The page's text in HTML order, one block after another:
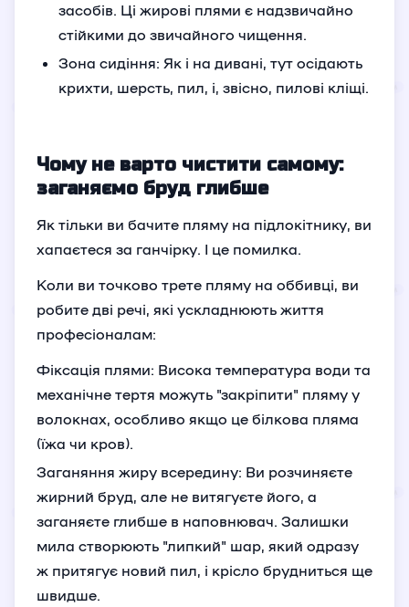
засобів. Ці жирові плями є надзвичайно
стійкими до звичайного чищення.
Зона сидіння: Як і на дивані, тут осідають
крихти, шерсть, пил, і, звісно, пилові кліщі.
Чому не варто чистити самому:
заганяємо бруд глибше
Як тільки ви бачите пляму на підлокітнику, ви
хапаєтеся за ганчірку. І це помилка.
Коли ви точково трете пляму на оббивці, ви
робите дві речі, які ускладнюють життя
професіоналам:
Фіксація плями: Висока температура води та
механічне тертя можуть "закріпити" пляму у
волокнах, особливо якщо це білкова пляма
(їжа чи кров).
Заганяння жиру всередину: Ви розчиняєте
жирний бруд, але не витягуєте його, а
заганяєте глибше в наповнювач. Залишки
мила створюють "липкий" шар, який одразу
ж притягує новий пил, і крісло брудниться ще
швидше.